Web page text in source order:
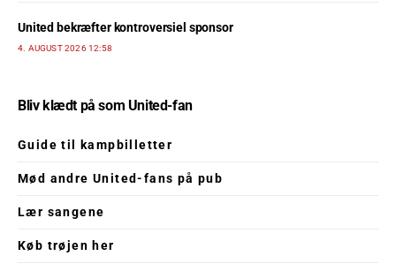
United bekræfter kontroversiel sponsor
4. AUGUST 2026 12:58
Bliv klædt på som United-fan
Guide til kampbilletter
Mød andre United-fans på pub
Lær sangene
Køb trøjen her